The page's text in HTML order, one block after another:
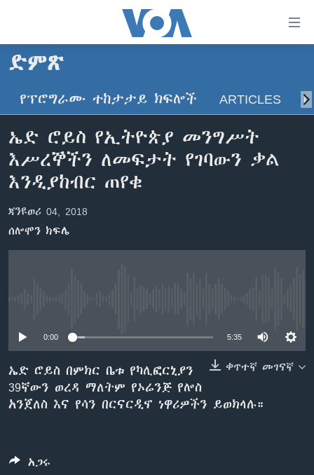
ማገናኛዎች
ዋናው
ይዘት
ወደ
ዋናው
ይዘት
እለፍ
ወደ
ዋናው
ዜና
ኢትዮጵያ
ዓለምአቀፍ
አሜሪካ
ኑሮ በጤንነት
ከምሽቱ ሦስት ሰዓት የአማርኛ ዜና
ቪዲዮ
ክምችት
ቋንቋዎች
ድምጽ
የፕሮግራሙ ተከታታይ ክፍሎች ARTICLES
ኤድ ሮይስ የኢትዮጵያ መንግሥት
እሥረኞችን ለመፍታት የገባውን ቃል
እንዲያከብር ጠየቁ
ጃንዩወሪ 04, 2018
ሰሎሞን ክፍሌ
0:00 5:35
ቀጥተኛ መገናኛ
ኤድ ሮይስ በምክር ቤቱ የካሊፎርኒያን
39ኛውን ወረዳ ማለትም የኦሬንጅ የሎስ
አንጀለስ እና የሳን በርናርዲኖ ነዋሪዎችን ይወክላሉ።
አጋሩ